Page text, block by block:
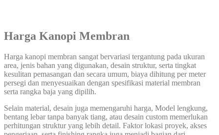
Harga Kanopi Membran
Harga kanopi membran sangat bervariasi tergantung pada ukuran
area, jenis bahan yang digunakan, desain struktur, serta tingkat
kesulitan pemasangan dan secara umum, biaya dihitung per meter
persegi dan menyesuaikan dengan spesifikasi material membran
serta rangka baja yang dipilih.
Selain material, desain juga memengaruhi harga, Model lengkung,
bentang lebar tanpa banyak tiang, atau desain custom memerlukan
perhitungan struktur yang lebih detail. Faktor lokasi proyek, akses